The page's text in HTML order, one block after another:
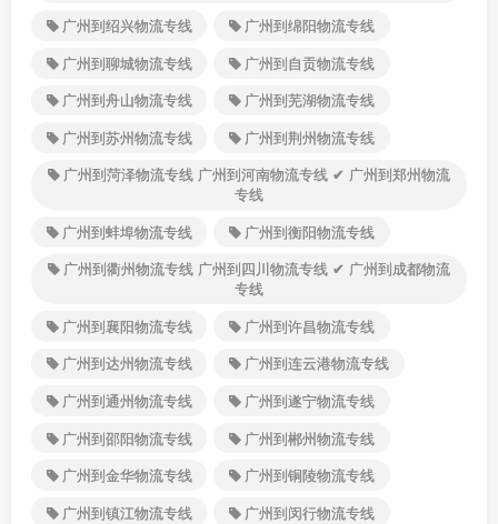
广州到绍兴物流专线
广州到绵阳物流专线
广州到聊城物流专线
广州到自贡物流专线
广州到舟山物流专线
广州到芜湖物流专线
广州到苏州物流专线
广州到荆州物流专线
广州到菏泽物流专线 广州到河南物流专线 ✔ 广州到郑州物流
专线
广州到蚌埠物流专线
广州到衡阳物流专线
广州到衢州物流专线 广州到四川物流专线 ✔ 广州到成都物流
专线
广州到襄阳物流专线
广州到许昌物流专线
广州到达州物流专线
广州到连云港物流专线
广州到通州物流专线
广州到遂宁物流专线
广州到邵阳物流专线
广州到郴州物流专线
广州到金华物流专线
广州到铜陵物流专线
广州到镇江物流专线
广州到闵行物流专线